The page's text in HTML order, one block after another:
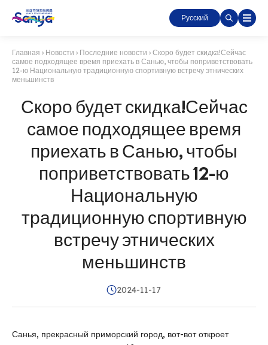
Русский
Главная › Новости › Последние новости › Скоро будет скидка!Сейчас
самое подходящее время приехать в Санью, чтобы поприветствовать
12-ю Национальную традиционную спортивную встречу этнических
меньшинств
Скоро будет скидка!Сейчас
самое подходящее время
приехать в Санью, чтобы
поприветствовать 12-ю
Национальную
традиционную спортивную
встречу этнических
меньшинств
2024-11-17
Санья, прекрасный приморский город, вот-вот откроет